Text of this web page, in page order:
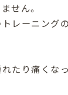
せん。
レーニング
たり痛くな